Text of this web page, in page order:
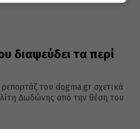
διαψεύδει τα περί
του dogma.gr σχετικά
Δωδώνης από την θέση του